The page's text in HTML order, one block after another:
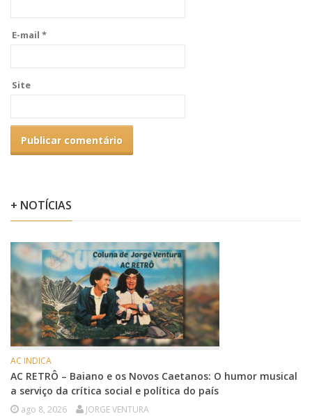
E-mail *
Site
+ NOTÍCIAS
AC INDICA
AC RETRÔ – Baiano e os Novos Caetanos: O humor musical
a serviço da crítica social e política do país
ago 8, 2026 JORGE VENTURA